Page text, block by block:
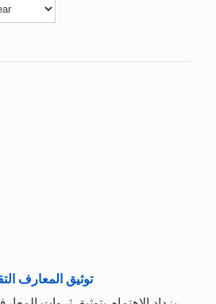
توثيق المعارف